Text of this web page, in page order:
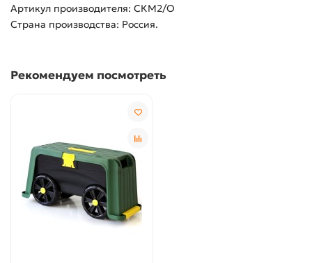
Артикул производителя: СКМ2/O
Страна производства: Россия.
Рекомендуем посмотреть